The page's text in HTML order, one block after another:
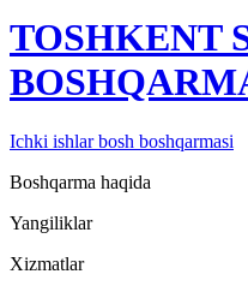
TOSHKENT
Ichki ishlar bosh boshqarmasi
Boshqarma haqida
Yangiliklar
Xizmatlar